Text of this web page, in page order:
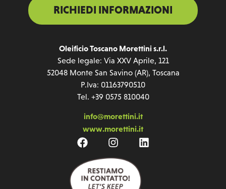
RICHIEDI INFORMAZIONI
Oleificio Toscano Morettini s.r.l.
Sede legale: Via XXV Aprile, 121
52048 Monte San Savino (AR), Toscana
P.Iva: 01163790510
Tel. +39 0575 810040
info@morettini.it
www.morettini.it